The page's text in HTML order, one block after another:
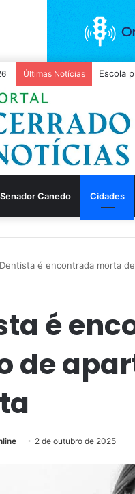
Últimas Notícias PRF
Senador Canedo Cidades
Dentista é encontrada morta
é
de
2 de outubro de 2025